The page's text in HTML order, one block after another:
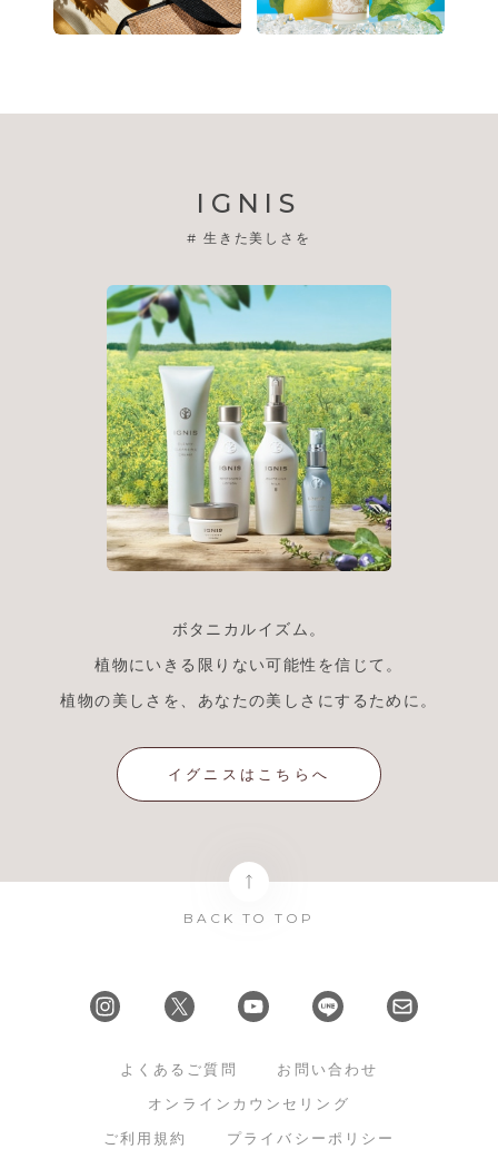
IGNIS
# 生きた美しさを
ボタニカルイズム。
植物にいきる限りない可能性を信じて。
植物の美しさを、あなたの美しさにするために。
イグニスはこちらへ
BACK TO TOP
よくあるご質問 お問い合わせ
オンラインカウンセリング
ご利用規約 プライバシーポリシー